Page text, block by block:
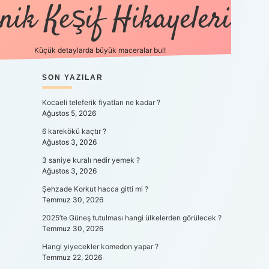
Keşif Hikayeleri
Küçük detaylarda büyük maceralar bul!
SIDEBAR
SON YAZILAR
Kocaeli teleferik fiyatları ne kadar ?
Ağustos 5, 2026
6 karekökü kaçtır ?
Ağustos 3, 2026
3 saniye kuralı nedir yemek ?
Ağustos 3, 2026
Şehzade Korkut hacca gitti mi ?
Temmuz 30, 2026
2025’te Güneş tutulması hangi ülkelerden görülecek ?
Temmuz 30, 2026
Hangi yiyecekler komedon yapar ?
Temmuz 22, 2026